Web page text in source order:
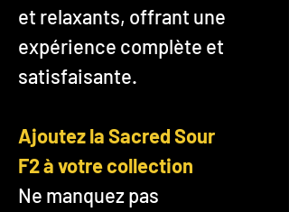
et relaxants, offrant une
expérience complète et
satisfaisante.
Ajoutez la Sacred Sour
F2 à votre collection
Ne manquez pas